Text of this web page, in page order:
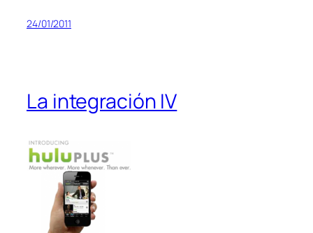
24/01/2011
La integración IV